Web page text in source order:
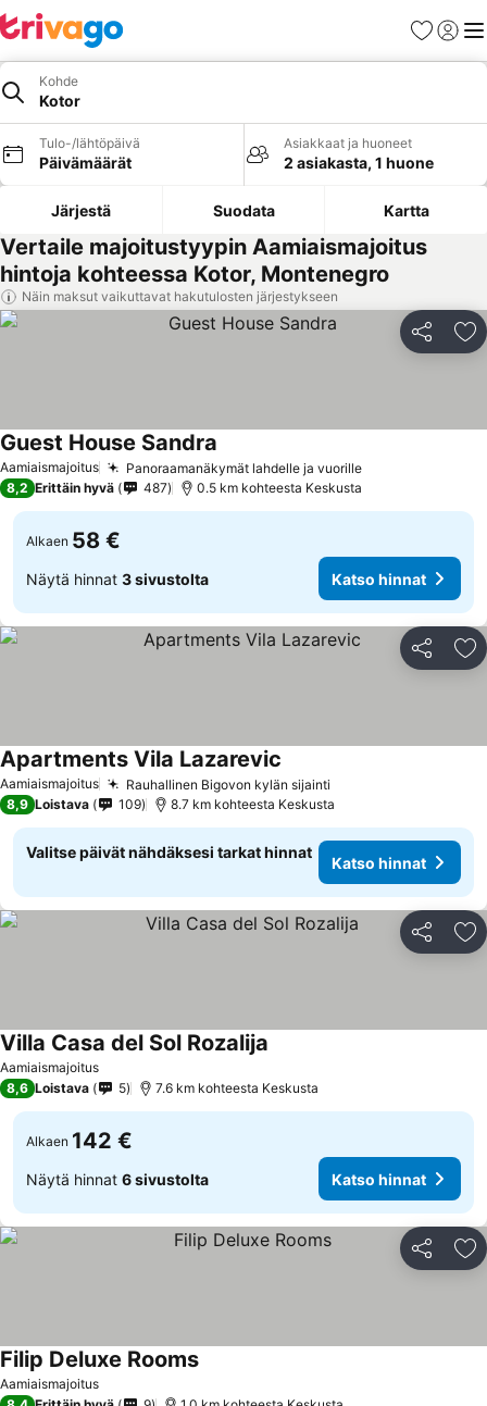
Suosikit
Kohde
Kotor
Tulo-/lähtöpäivä
Päivämäärät
Asiakkaat ja huoneet
2 asiakasta, 1 huone
Järjestä Suodata Kartta
Vertaile majoitustyypin Aamiaismajoitus
hintoja kohteessa Kotor, Montenegro
Näin maksut vaikuttavat hakutulosten järjestykseen
Jaa
Aamiaismajoitus Panoraamanäkymät lahdelle ja vuorille
Guest House Sandra
8,2 Erittäin hyvä 487 0.5 km kohteesta Keskusta
Alkaen 58 €
Näytä hinnat 3 sivustolta Katso hinnat
Jaa
Aamiaismajoitus Rauhallinen Bigovon kylän sijainti
Apartments Vila Lazarevic
8,9 Loistava 109 8.7 km kohteesta Keskusta
Valitse päivät nähdäksesi tarkat hinnat
Katso hinnat
Jaa
Aamiaismajoitus
Villa Casa del Sol Rozalija
8,6 Loistava 5 7.6 km kohteesta Keskusta
Alkaen 142 €
Näytä hinnat 6 sivustolta Katso hinnat
Jaa
Aamiaismajoitus
Filip Deluxe Rooms